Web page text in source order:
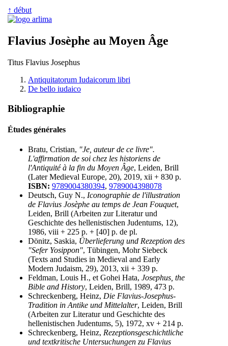
↑ début
Flavius Josèphe au Moyen Âge
Titus Flavius Josephus
Antiquitatorum Iudaicorum libri
De bello iudaico
Bibliographie
Études générales
Bratu, Cristian, "Je, auteur de ce livre".
L'affirmation de soi chez les historiens de
l'Antiquité à la fin du Moyen Âge, Leiden, Brill
(Later Medieval Europe, 20), 2019, xii + 830 p.
ISBN: 9789004380394, 9789004398078
Deutsch, Guy N., Iconographie de l'illustration
de Flavius Josèphe au temps de Jean Fouquet,
Leiden, Brill (Arbeiten zur Literatur und
Geschichte des hellenistischen Judentums, 12),
1986, viii + 225 p. + [40] p. de pl.
Dönitz, Saskia, Überlieferung und Rezeption des
"Sefer Yosippon", Tübingen, Mohr Siebeck
(Texts and Studies in Medieval and Early
Modern Judaism, 29), 2013, xii + 339 p.
Feldman, Louis H., et Gohei Hata, Josephus, the
Bible and History, Leiden, Brill, 1989, 473 p.
Schreckenberg, Heinz, Die Flavius-Josephus-
Tradition in Antike und Mittelalter, Leiden, Brill
(Arbeiten zur Literatur und Geschichte des
hellenistischen Judentums, 5), 1972, xv + 214 p.
Schreckenberg, Heinz, Rezeptionsgeschichtliche
und textkritische Untersuchungen zu Flavius